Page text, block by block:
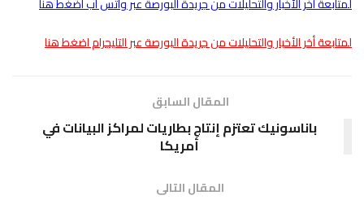
لمتابعة أخر الأخبار والتحليلات من جريدة البورصة عبر واتس اب اضغط هنا
لمتابعة أخر الأخبار والتحليلات من جريدة البورصة عبر التليجرام اضغط هنا
المقال السابق
باناسونيك تعتزم إنتاج بطاريات لمراكز البيانات في
أمريكا
المقال التالى